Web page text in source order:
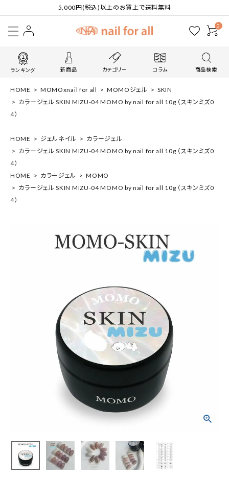
5,000円(税込)以上のお買上で送料無料
0
ランキング 新商品 カテゴリー コラム 商品検索
HOME MOMOxnail for all MOMOジェル
SKIN
カラージェル SKIN MIZU-04 MOMO by nail for all 10g （スキンミズ0
4）
HOME ジェルネイル
カラージェル
カラージェル SKIN MIZU-04 MOMO by nail for all 10g （スキンミズ0
4）
HOME
カラージェル
MOMO
カラージェル SKIN MIZU-04 MOMO by nail for all 10g （スキンミズ0
4）